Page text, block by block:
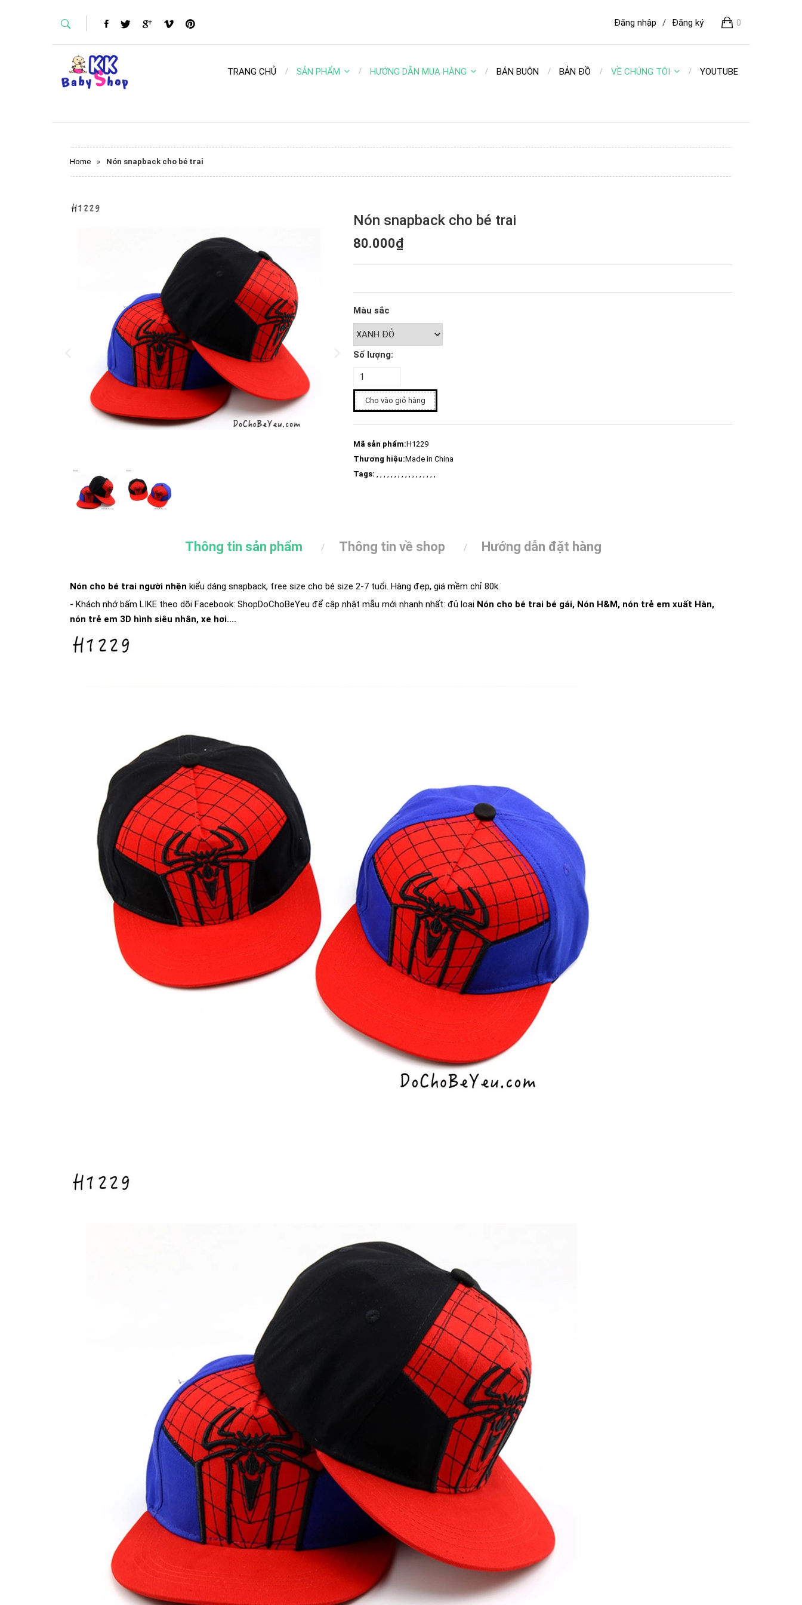
0
Đăng ký
/
Đăng nhập
TRANG CHỦ SẢN PHẨM HƯỚNG DẪN MUA HÀNG BÁN BUÔN BẢN ĐỒ VỀ CHÚNG TÔI YOUTUBE
Home » Nón snapback cho bé trai
Nón snapback cho bé trai
80.000₫
Màu sắc
Số lượng:
Cho vào giỏ hàng
Mã sản phẩm:H1229
Thương hiệu:Made in China
Tags: , , , , , , , , , , , , , , , , ,
Thông tin sản phẩm Thông tin về shop Hướng dẫn đặt hàng
Nón cho bé trai người nhện kiểu dáng snapback, free size cho bé size 2-7 tuổi. Hàng đẹp, giá mềm chỉ 80k.
- Khách nhớ bấm LIKE theo dõi Facebook: ShopDoChoBeYeu để cập nhật mẫu mới nhanh nhất: đủ loại Nón cho bé trai bé gái, Nón H&M, nón trẻ em xuất Hàn,
nón trẻ em 3D hình siêu nhân, xe hơi....